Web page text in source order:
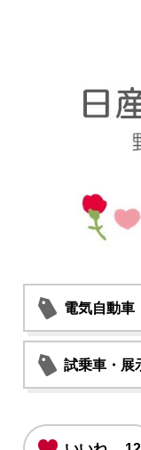
電気自動車
試乗車・展